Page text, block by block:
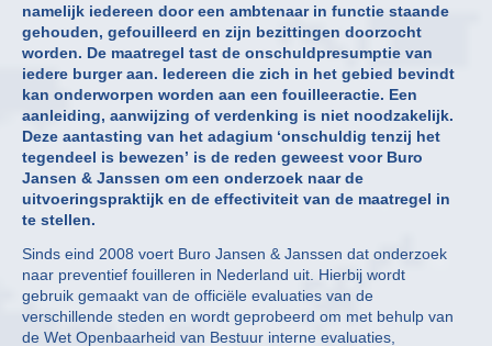
namelijk iedereen door een ambtenaar in functie staande
gehouden, gefouilleerd en zijn bezittingen doorzocht
worden. De maatregel tast de onschuldpresumptie van
iedere burger aan. Iedereen die zich in het gebied bevindt
kan onderworpen worden aan een fouilleeractie. Een
aanleiding, aanwijzing of verdenking is niet noodzakelijk.
Deze aantasting van het adagium ‘onschuldig tenzij het
tegendeel is bewezen’ is de reden geweest voor Buro
Jansen & Janssen om een onderzoek naar de
uitvoeringspraktijk en de effectiviteit van de maatregel in
te stellen.
Sinds eind 2008 voert Buro Jansen & Janssen dat onderzoek
naar preventief fouilleren in Nederland uit. Hierbij wordt
gebruik gemaakt van de officiële evaluaties van de
verschillende steden en wordt geprobeerd om met behulp van
de Wet Openbaarheid van Bestuur interne evaluaties,